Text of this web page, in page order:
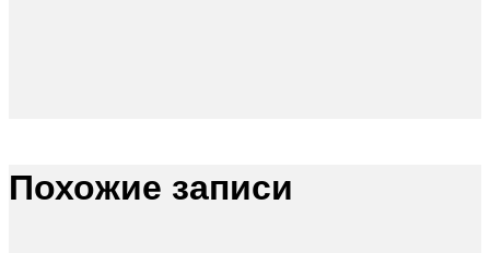
Похожие записи